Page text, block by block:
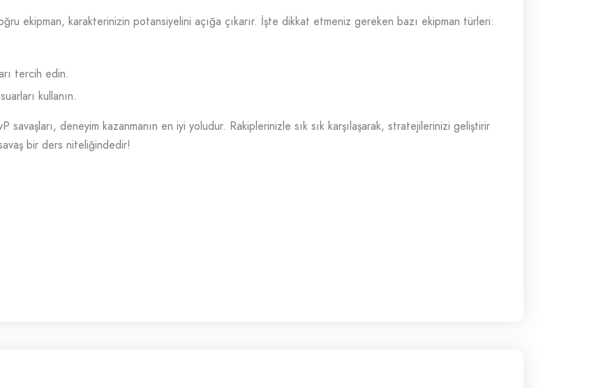
ekipman, karakterinizin potansiyelini açığa çıkarır. İşte dikkat etmeniz gereken bazı ekipman türleri:
tercih edin.
kullanın.
savaşları, deneyim kazanmanın en iyi yoludur. Rakiplerinizle sık sık karşılaşarak, stratejilerinizi geliştirir
bir ders niteliğindedir!